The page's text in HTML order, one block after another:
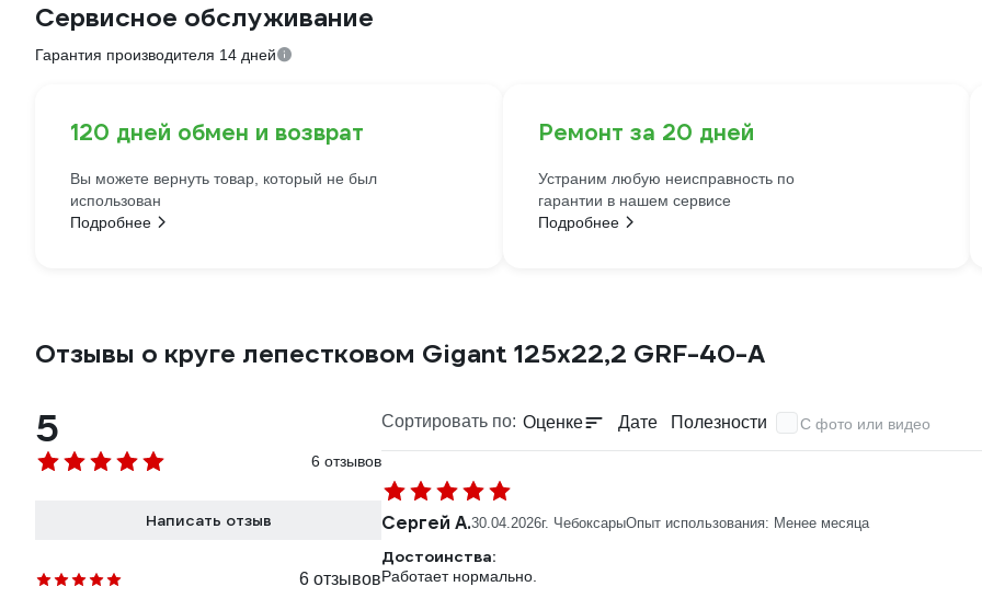
Сервисное обслуживание
Гарантия производителя 14 дней
120 дней обмен и возврат
Вы можете вернуть товар, который не был
использован
Подробнее
Ремонт за 20 дней
Устраним любую неисправность по
гарантии в нашем сервисе
Подробнее
Отзывы о круге лепестковом Gigant 125x22,2 GRF-40-А
5
6 отзывов
Написать отзыв
6 отзывов
Сортировать по: Оценке Дате Полезности С фото или видео
Сергей А.30.04.2026г. ЧебоксарыОпыт использования: Менее месяца
Достоинства:
Работает нормально.